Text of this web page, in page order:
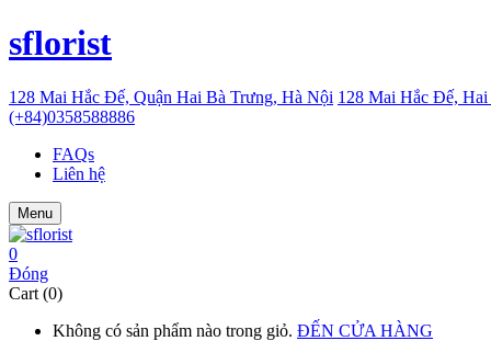
sflorist
128 Mai Hắc Đế, Quận Hai Bà Trưng, Hà Nội 128 Mai Hắc Đế,
(+84)0358588886
FAQs
Liên hệ
Menu
0
Đóng
Cart (0)
Không có sản phẩm nào trong giỏ. ĐẾN CỬA HÀNG